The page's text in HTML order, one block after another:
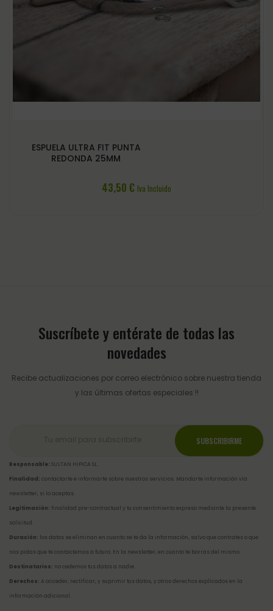
ESPUELA ULTRA FIT PUNTA
REDONDA 25MM
43,50 € Iva Incluido
Suscríbete y entérate de todas las
novedades
Recibe actualizaciones por correo electrónico sobre nuestra tienda
y las últimas ofertas especiales !!
Responsable: SULTAN HIPICA SL.
Finalidad: contactarte e informarte sobre nuestros servicios. Mandarte información vía
newsletter, si lo aceptas.
Legitimación: finalidad pre-contractual y tu consentimiento expreso mediante la presente
solicitud.
Duración: los datos se eliminan en cuanto se te da la información, salvo que contrates o que
nos pidas que te contactemos a futuro. En la newsletter, en cuanto te borras del mismo.
Destinatarios: no cedemos tus datos a nadie.
Derechos: A acceder, rectificar, y suprimir tus datos, y otros derechos explicados en la
información adicional